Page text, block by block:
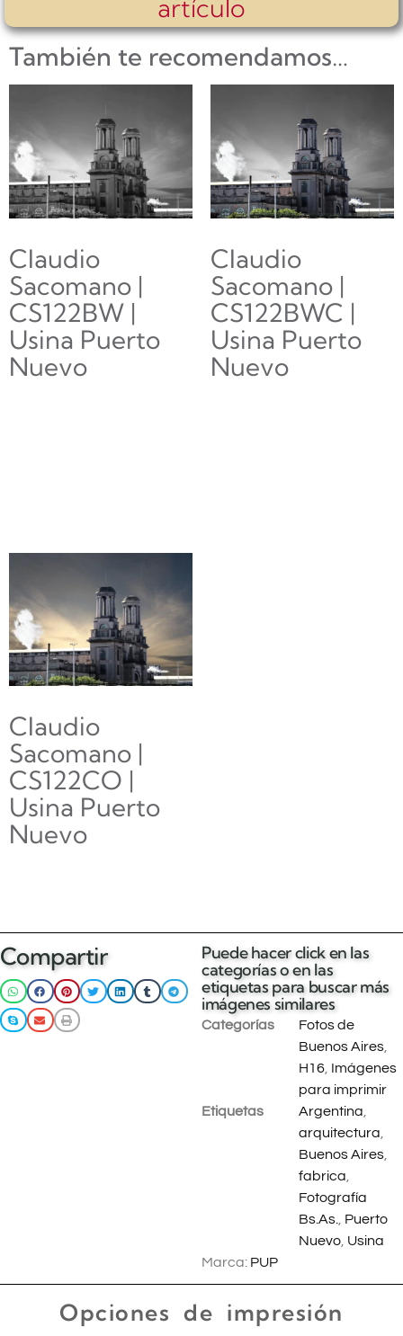
artículo
También te recomendamos…
Claudio
Sacomano |
CS122BW |
Usina Puerto
Nuevo
Claudio
Sacomano |
CS122BWC |
Usina Puerto
Nuevo
Claudio
Sacomano |
CS122CO |
Usina Puerto
Nuevo
Añadir al
carrito
Compartir
Puede hacer click en las
categorías o en las
etiquetas para buscar más
imágenes similares
Categorías
Fotos de
Buenos Aires,
H16, Imágenes
para imprimir
Etiquetas
Argentina,
arquitectura,
Buenos Aires,
fabrica,
Fotografía
Bs.As., Puerto
Nuevo, Usina
Marca: PUP
Opciones de impresión